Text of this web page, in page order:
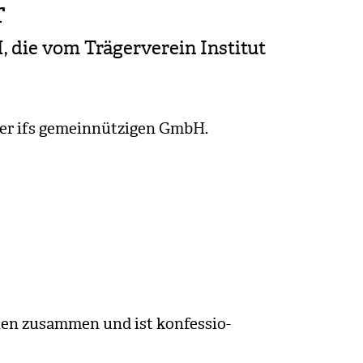
die vom Trä­ger­ver­ein Insti­tut
ifs gemein­nüt­zi­gen GmbH.
zusam­men und ist kon­fes­sio­